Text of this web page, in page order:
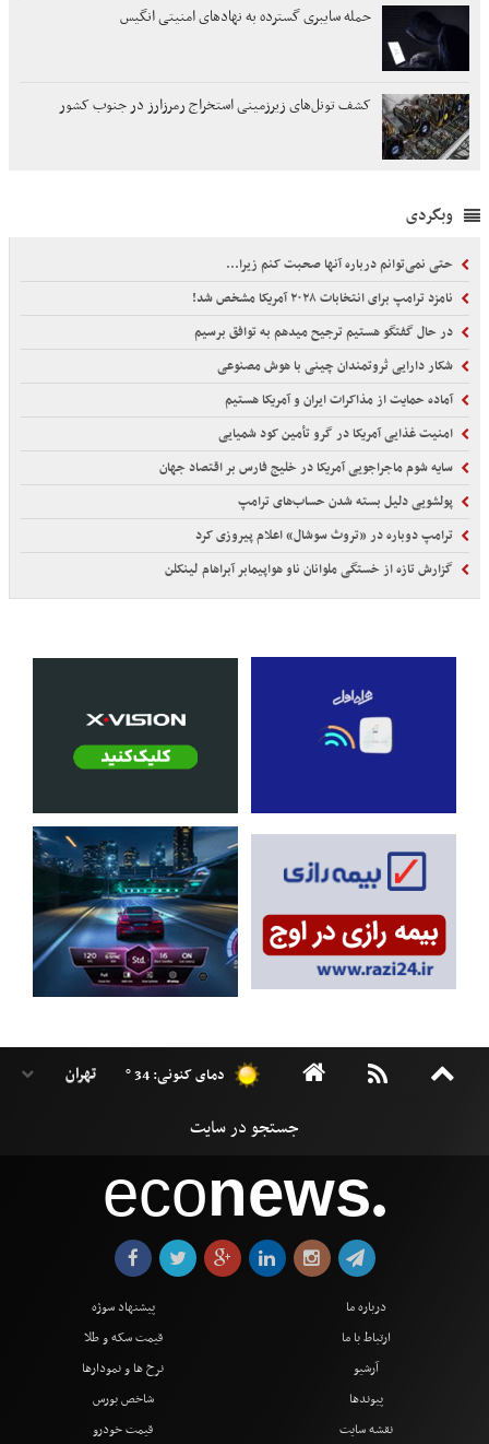
حمله سایبری گسترده به نهادهای امنیتی انگیس
کشف تونل‌های زیرزمینی استخراج رمرزارز در جنوب کشور
وبگردی
حتی نمی‌توانم درباره آنها صحبت کنم زیرا...
نامزد ترامپ برای انتخابات ۲۰۲۸ آمریکا مشخص شد!
در حال گفتگو هستیم ترجیح میدهم به توافق برسیم
شکار دارایی ثروتمندان چینی با هوش مصنوعی
آماده حمایت از مذاکرات ایران و آمریکا هستیم
امنیت غذایی آمریکا در گرو تأمین کود شمیایی
سایه شوم ماجراجویی آمریکا در خلیج فارس بر اقتصاد جهان
پولشویی دلیل بسته شدن حساب‌های ترامپ
ترامپ دوباره در «تروث سوشال» اعلام پیروزی کرد
گزارش تازه از خستگی ملوانان ناو هواپیمابر آبراهام لینکلن
دمای کنونی: 34 °
econews●
درباره ما
ارتباط با ما
آرشیو
پیوندها
نقشه سایت
پیشنهاد سوژه
قیمت سکه و طلا
نرخ ها و نمودارها
شاخص بورس
قیمت خودرو